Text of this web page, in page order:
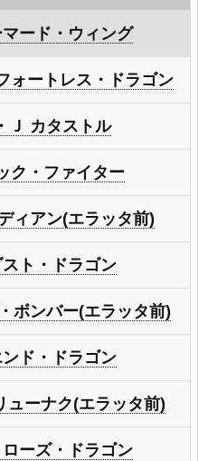
マード・ウィング
ォートレス・ドラゴン
Ｊ カタストル
ク・ファイター
ィアン(エラッタ前)
ト・ドラゴン
ボンバー(エラッタ前)
ド・ドラゴン
ューナク(エラッタ前)
ーズ・ドラゴン